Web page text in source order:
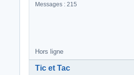
Messages : 215
Hors ligne
Tic et Tac